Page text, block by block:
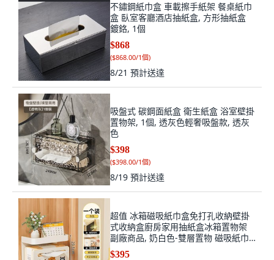
不鏽鋼紙巾盒 車載擦手紙架 餐桌紙巾
盒 臥室客廳酒店抽紙盒, 方形抽紙盒
鍍鉻, 1個
$868
($868.00/1個)
8/21 預計送達
吸盤式 碳鋼面紙盒 衛生紙盒 浴室壁掛
置物架, 1個, 透灰色輕奢吸盤款, 透灰
色
$398
($398.00/1個)
8/19 預計送達
超值 冰箱磁吸紙巾盒免打孔收納壁掛
式收納盒廚房家用抽紙盒冰箱置物架
副廠商品, 奶白色-雙層置物 磁吸紙巾
盒, 強力磁吸 抽紙捲紙溼巾通用, 1個
$395